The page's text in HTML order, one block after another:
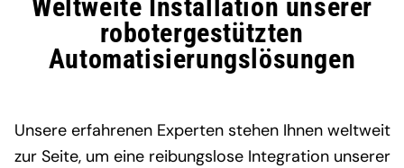
Weltweite Installation unserer
robotergestützten
Automatisierungslösungen
Unsere erfahrenen Experten stehen Ihnen weltweit
zur Seite, um eine reibungslose Integration unserer